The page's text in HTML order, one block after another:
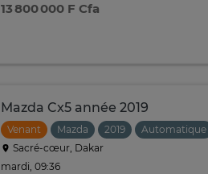
13 800 000 F Cfa
Mazda Cx5 année 2019
Venant Mazda 2019
Automatique
Sacré-cœur, Dakar
mardi, 09:36